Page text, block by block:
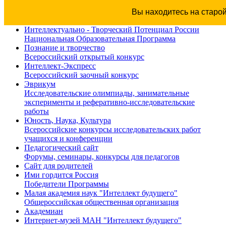
Вы находитесь на
Интеллектуально - Творческий Потенциал России
Национальная Образовательная Программа
Познание и творчество
Всероссийский открытый конкурс
Интеллект-Экспресс
Всероссийский заочный конкурс
Эврикум
Исследовательские олимпиады, занимательные
эксперименты и реферативно-исследовательские
работы
Юность, Наука, Культура
Всероссийские конкурсы исследовательских работ
учащихся и конференции
Педагогический сайт
Форумы, семинары, конкурсы для педагогов
Сайт для родителей
Ими гордится Россия
Победители Программы
Малая академия наук "Интеллект будущего"
Общероссийская общественная организация
Академиан
Интернет-музей МАН "Интеллект будущего"